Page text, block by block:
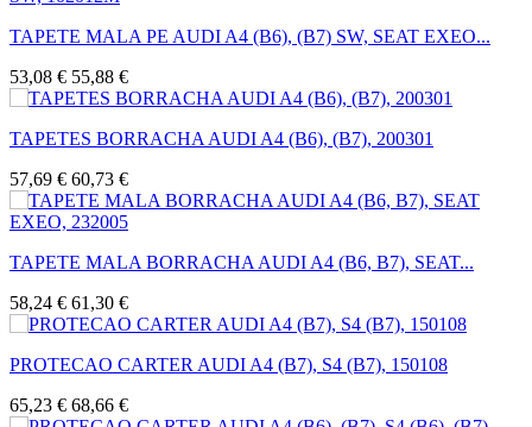
TAPETE MALA PE AUDI A4 (B6), (B7) SW, SEAT EXEO...
53,08 € 55,88 €
TAPETES BORRACHA AUDI A4 (B6), (B7), 200301
57,69 € 60,73 €
TAPETE MALA BORRACHA AUDI A4 (B6, B7), SEAT...
58,24 € 61,30 €
PROTECAO CARTER AUDI A4 (B7), S4 (B7), 150108
65,23 € 68,66 €